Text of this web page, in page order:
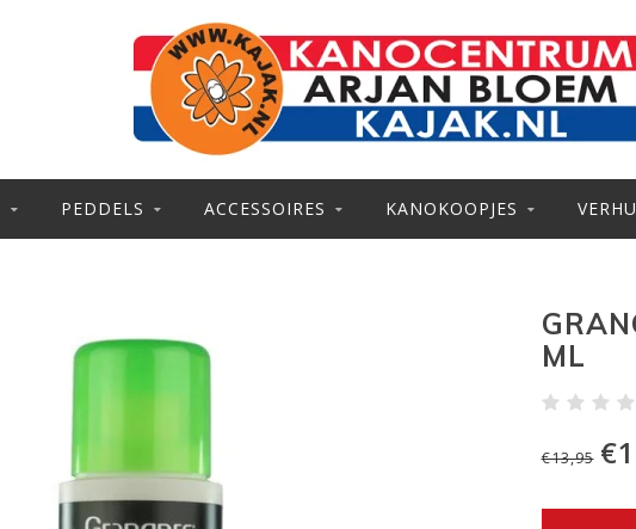
PEDDELS ACCESSOIRES KANOKOOPJES
ML
€13,95